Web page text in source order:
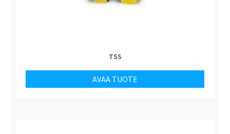
TSS
AVAA TUOTE